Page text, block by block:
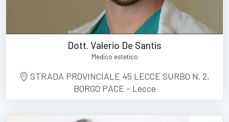
Dott. Valerio De Santis
Medico estetico
STRADA PROVINCIALE 45 LECCE SURBO N. 2,
BORGO PACE - Lecce